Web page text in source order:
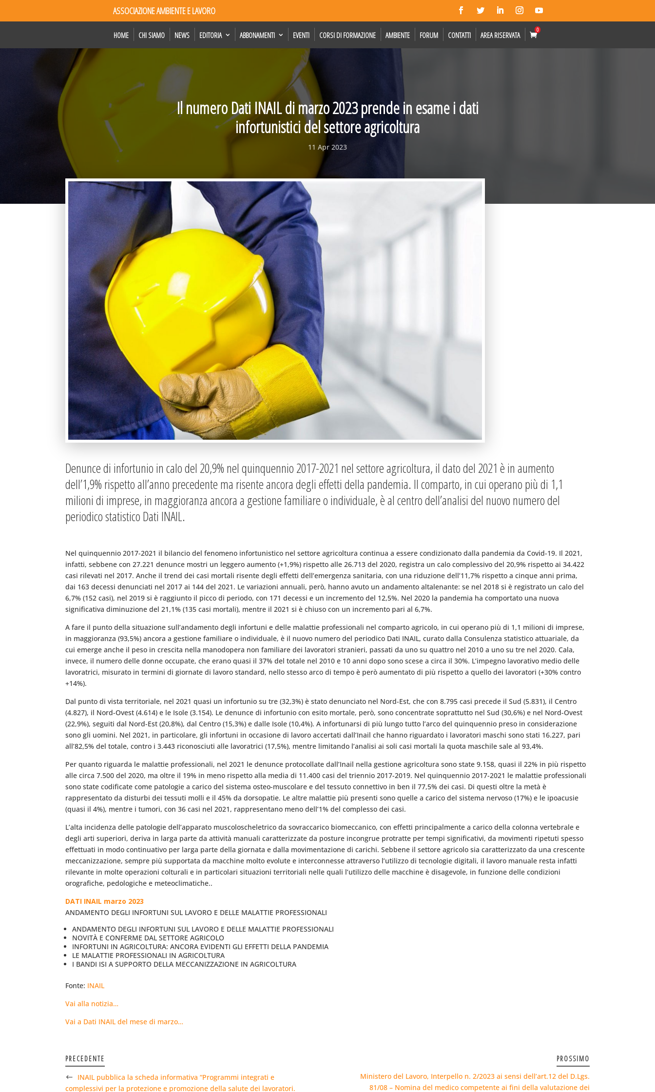
ASSOCIAZIONE AMBIENTE E LAVORO
HOME CHI SIAMO NEWS EDITORIA ABBONAMENTI EVENTI CORSI DI FORMAZIONE AMBIENTE FORUM CONTATTI AREA RISERVATA
0
Il numero Dati INAIL di marzo 2023 prende in esame i dati
infortunistici del settore agricoltura
11 Apr 2023
Denunce di infortunio in calo del 20,9% nel quinquennio 2017-2021 nel settore agricoltura, il dato del 2021 è in aumento
dell’1,9% rispetto all’anno precedente ma risente ancora degli effetti della pandemia. Il comparto, in cui operano più di 1,1
milioni di imprese, in maggioranza ancora a gestione familiare o individuale, è al centro dell’analisi del nuovo numero del
periodico statistico Dati INAIL.
Nel quinquennio 2017-2021 il bilancio del fenomeno infortunistico nel settore agricoltura continua a essere condizionato dalla pandemia da Covid-19. Il 2021,
infatti, sebbene con 27.221 denunce mostri un leggero aumento (+1,9%) rispetto alle 26.713 del 2020, registra un calo complessivo del 20,9% rispetto ai 34.422
casi rilevati nel 2017. Anche il trend dei casi mortali risente degli effetti dell’emergenza sanitaria, con una riduzione dell’11,7% rispetto a cinque anni prima,
dai 163 decessi denunciati nel 2017 ai 144 del 2021. Le variazioni annuali, però, hanno avuto un andamento altalenante: se nel 2018 si è registrato un calo del
6,7% (152 casi), nel 2019 si è raggiunto il picco di periodo, con 171 decessi e un incremento del 12,5%. Nel 2020 la pandemia ha comportato una nuova
significativa diminuzione del 21,1% (135 casi mortali), mentre il 2021 si è chiuso con un incremento pari al 6,7%.
A fare il punto della situazione sull’andamento degli infortuni e delle malattie professionali nel comparto agricolo, in cui operano più di 1,1 milioni di imprese,
in maggioranza (93,5%) ancora a gestione familiare o individuale, è il nuovo numero del periodico Dati INAIL, curato dalla Consulenza statistico attuariale, da
cui emerge anche il peso in crescita nella manodopera non familiare dei lavoratori stranieri, passati da uno su quattro nel 2010 a uno su tre nel 2020. Cala,
invece, il numero delle donne occupate, che erano quasi il 37% del totale nel 2010 e 10 anni dopo sono scese a circa il 30%. L’impegno lavorativo medio delle
lavoratrici, misurato in termini di giornate di lavoro standard, nello stesso arco di tempo è però aumentato di più rispetto a quello dei lavoratori (+30% contro
+14%).
Dal punto di vista territoriale, nel 2021 quasi un infortunio su tre (32,3%) è stato denunciato nel Nord-Est, che con 8.795 casi precede il Sud (5.831), il Centro
(4.827), il Nord-Ovest (4.614) e le Isole (3.154). Le denunce di infortunio con esito mortale, però, sono concentrate soprattutto nel Sud (30,6%) e nel Nord-Ovest
(22,9%), seguiti dal Nord-Est (20,8%), dal Centro (15,3%) e dalle Isole (10,4%). A infortunarsi di più lungo tutto l’arco del quinquennio preso in considerazione
sono gli uomini. Nel 2021, in particolare, gli infortuni in occasione di lavoro accertati dall’Inail che hanno riguardato i lavoratori maschi sono stati 16.227, pari
all’82,5% del totale, contro i 3.443 riconosciuti alle lavoratrici (17,5%), mentre limitando l’analisi ai soli casi mortali la quota maschile sale al 93,4%.
Per quanto riguarda le malattie professionali, nel 2021 le denunce protocollate dall’Inail nella gestione agricoltura sono state 9.158, quasi il 22% in più rispetto
alle circa 7.500 del 2020, ma oltre il 19% in meno rispetto alla media di 11.400 casi del triennio 2017-2019. Nel quinquennio 2017-2021 le malattie professionali
sono state codificate come patologie a carico del sistema osteo-muscolare e del tessuto connettivo in ben il 77,5% dei casi. Di questi oltre la metà è
rappresentato da disturbi dei tessuti molli e il 45% da dorsopatie. Le altre malattie più presenti sono quelle a carico del sistema nervoso (17%) e le ipoacusie
(quasi il 4%), mentre i tumori, con 36 casi nel 2021, rappresentano meno dell’1% del complesso dei casi.
L’alta incidenza delle patologie dell’apparato muscoloscheletrico da sovraccarico biomeccanico, con effetti principalmente a carico della colonna vertebrale e
degli arti superiori, deriva in larga parte da attività manuali caratterizzate da posture incongrue protratte per tempi significativi, da movimenti ripetuti spesso
effettuati in modo continuativo per larga parte della giornata e dalla movimentazione di carichi. Sebbene il settore agricolo sia caratterizzato da una crescente
meccanizzazione, sempre più supportata da macchine molto evolute e interconnesse attraverso l’utilizzo di tecnologie digitali, il lavoro manuale resta infatti
rilevante in molte operazioni colturali e in particolari situazioni territoriali nelle quali l’utilizzo delle macchine è disagevole, in funzione delle condizioni
orografiche, pedologiche e meteoclimatiche..
DATI INAIL marzo 2023
ANDAMENTO DEGLI INFORTUNI SUL LAVORO E DELLE MALATTIE PROFESSIONALI
ANDAMENTO DEGLI INFORTUNI SUL LAVORO E DELLE MALATTIE PROFESSIONALI
NOVITÀ E CONFERME DAL SETTORE AGRICOLO
INFORTUNI IN AGRICOLTURA: ANCORA EVIDENTI GLI EFFETTI DELLA PANDEMIA
LE MALATTIE PROFESSIONALI IN AGRICOLTURA
I BANDI ISI A SUPPORTO DELLA MECCANIZZAZIONE IN AGRICOLTURA
Fonte: INAIL
Vai alla notizia…
Vai a Dati INAIL del mese di marzo…
PRECEDENTE
INAIL pubblica la scheda informativa “Programmi integrati e
complessivi per la protezione e promozione della salute dei lavoratori.
PROSSIMO
Ministero del Lavoro, Interpello n. 2/2023 ai sensi dell’art.12 del D.Lgs.
81/08 – Nomina del medico competente ai fini della valutazione dei